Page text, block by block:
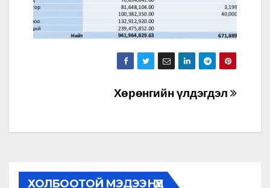
Хөрөнгийн үлдэгдэл
ХОЛБООТОЙ МЭДЭЭНҮҮД